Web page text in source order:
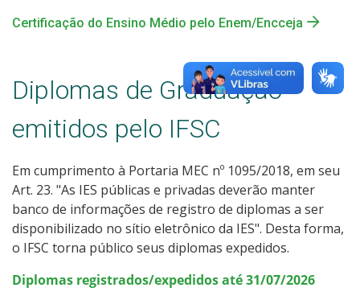
Certificação do Ensino Médio pelo Enem/Encceja
Diplomas de Graduação
emitidos pelo IFSC
Em cumprimento à Portaria MEC nº 1095/2018, em seu
Art. 23. "As IES públicas e privadas deverão manter
banco de informações de registro de diplomas a ser
disponibilizado no sítio eletrônico da IES". Desta forma,
o IFSC torna público seus diplomas expedidos.
Diplomas registrados/expedidos até 31/07/2026